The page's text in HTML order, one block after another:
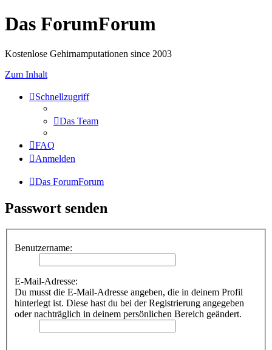
Das ForumForum
Kostenlose Gehirnamputationen since 2003
Zum Inhalt
Schnellzugriff
Das Team
FAQ
Anmelden
Das ForumForum
Passwort senden
Benutzername:
E-Mail-Adresse:
Du musst die E-Mail-Adresse angeben, die in deinem Profil
hinterlegt ist. Diese hast du bei der Registrierung angegeben
oder nachträglich in deinem persönlichen Bereich geändert.